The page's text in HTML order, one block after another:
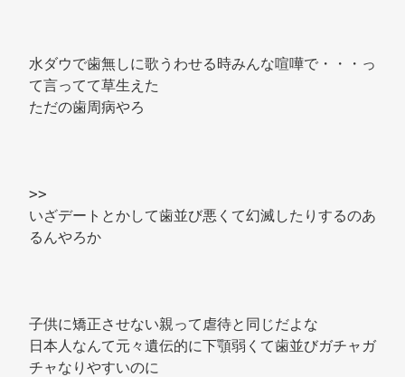
水ダウで歯無しに歌うわせる時みんな喧嘩で・・・っ
て言ってて草生えた
ただの歯周病やろ
>>
いざデートとかして歯並び悪くて幻滅したりするのあ
るんやろか
子供に矯正させない親って虐待と同じだよな
日本人なんて元々遺伝的に下顎弱くて歯並びガチャガ
チャなりやすいのに